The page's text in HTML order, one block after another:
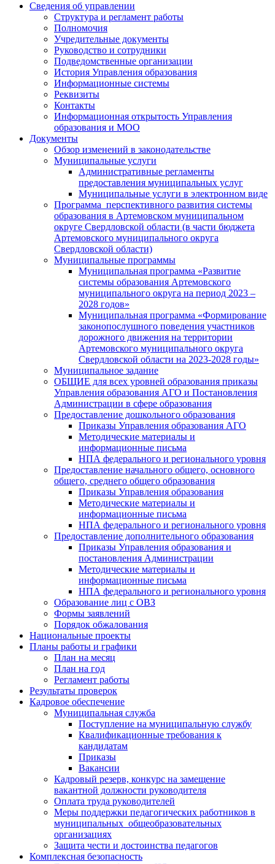
Сведения об управлении
Структура и регламент работы
Полномочия
Учредительные документы
Руководство и сотрудники
Подведомственные организации
История Управления образования
Информационные системы
Реквизиты
Контакты
Информационная открытость Управления
образования и МОО
Документы
Обзор изменений в законодательстве
Муниципальные услуги
Административные регламенты
предоставления муниципальных услуг
Муниципальные услуги в электронном виде
Программа перспективного развития системы
образования в Артемовском муниципальном
округе Свердловской области (в части бюджета
Артемовского муниципального округа
Свердловской области)
Муниципальные программы
Муниципальная программа «Развитие
системы образования Артемовского
муниципального округа на период 2023 –
2028 годов»
Муниципальная программа «Формирование
законопослушного поведения участников
дорожного движения на территории
Артемовского муниципального округа
Свердловской области на 2023-2028 годы»
Муниципальное задание
ОБЩИЕ для всех уровней образования приказы
Управления образования АГО и Постановления
Администрации в сфере образования
Предоставление дошкольного образования
Приказы Управления образования АГО
Методические материалы и
информационные письма
НПА федерального и регионального уровня
Предоставление начального общего, основного
общего, среднего общего образования
Приказы Управления образования
Методические материалы и
информационные письма
НПА федерального и регионального уровня
Предоставление дополнительного образования
Приказы Управления образования и
постановления Администрации
Методические материалы и
информационные письма
НПА федерального и регионального уровня
Образование лиц с ОВЗ
Формы заявлений
Порядок обжалования
Национальные проекты
Планы работы и графики
План на месяц
План на год
Регламент работы
Результаты проверок
Кадровое обеспечение
Муниципальная служба
Поступление на муниципальную службу
Квалификационные требования к
кандидатам
Приказы
Вакансии
Кадровый резерв, конкурс на замещение
вакантной должности руководителя
Оплата труда руководителей
Меры поддержки педагогических работников в
муниципальных общеобразовательных
организациях
Защита чести и достоинства педагогов
Комплексная безопасность